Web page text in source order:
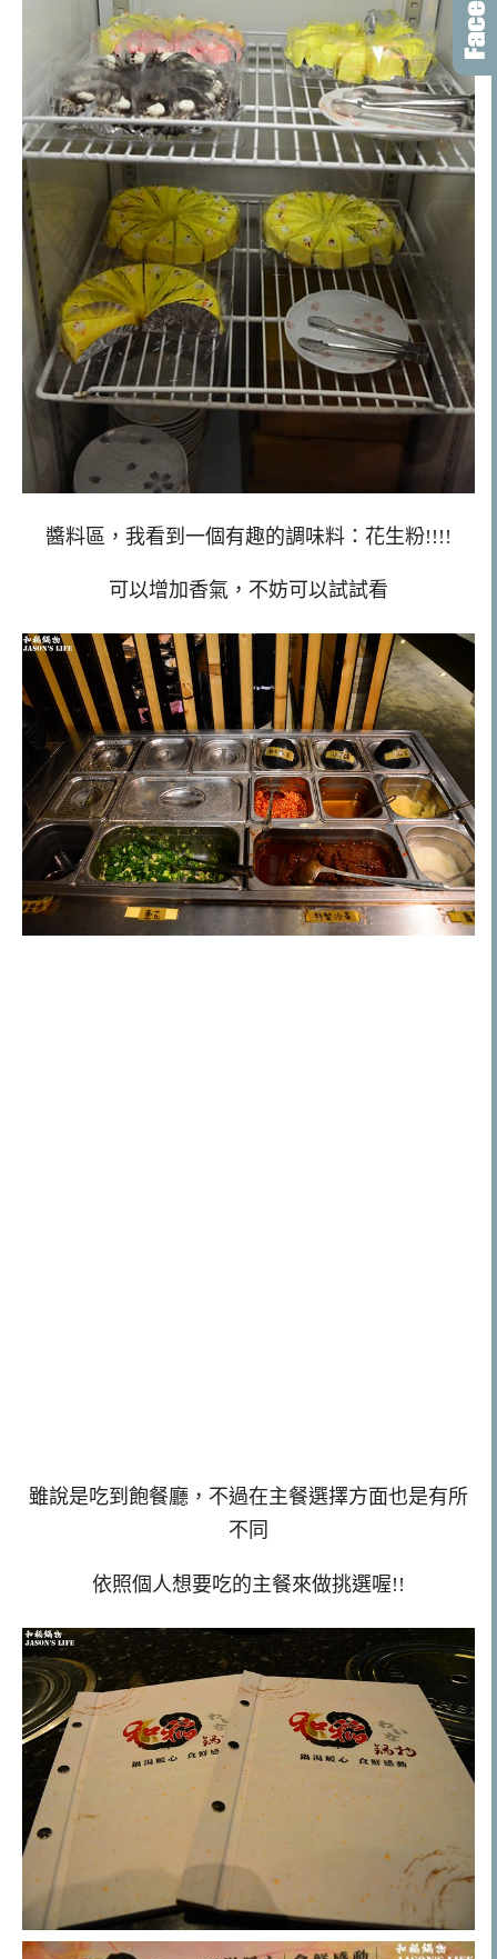
醬料區，我看到一個有趣的調味料：花生粉!!!!
可以增加香氣，不妨可以試試看
雖說是吃到飽餐廳，不過在主餐選擇方面也是有所
不同
依照個人想要吃的主餐來做挑選喔!!